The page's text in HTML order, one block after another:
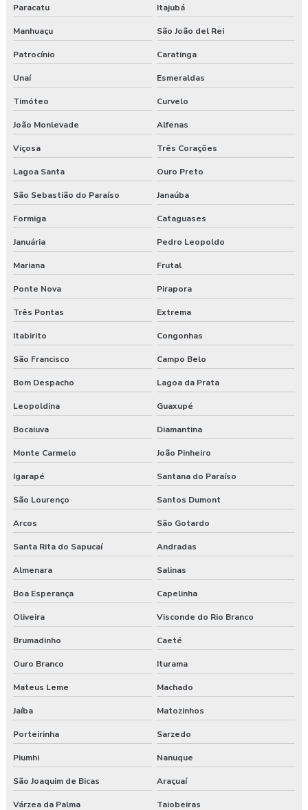
Paracatu Itajubá
Manhuaçu São João del Rei
Patrocínio Caratinga
Unaí Esmeraldas
Timóteo Curvelo
João Monlevade Alfenas
Viçosa Três Corações
Lagoa Santa Ouro Preto
São Sebastião do Paraíso Janaúba
Formiga Cataguases
Januária Pedro Leopoldo
Mariana Frutal
Ponte Nova Pirapora
Três Pontas Extrema
Itabirito Congonhas
São Francisco Campo Belo
Bom Despacho Lagoa da Prata
Leopoldina Guaxupé
Bocaiuva Diamantina
Monte Carmelo João Pinheiro
Igarapé Santana do Paraíso
São Lourenço Santos Dumont
Arcos São Gotardo
Santa Rita do Sapucaí Andradas
Almenara Salinas
Boa Esperança Capelinha
Oliveira Visconde do Rio Branco
Brumadinho Caeté
Ouro Branco Iturama
Mateus Leme Machado
Jaíba Matozinhos
Porteirinha Sarzedo
Piumhi Nanuque
São Joaquim de Bicas Araçuaí
Várzea da Palma Taiobeiras